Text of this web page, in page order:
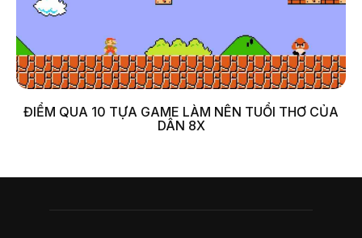
ĐIỂM QUA 10 TỰA GAME LÀM NÊN TUỔI THƠ CỦA
DÂN 8X